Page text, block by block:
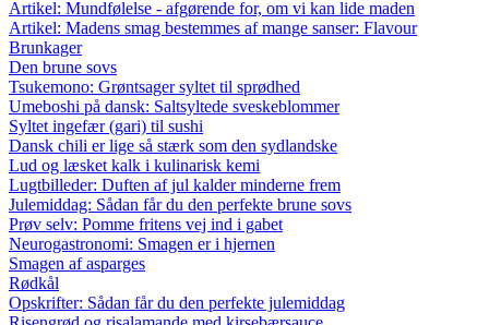
Artikel: Mundfølelse - afgørende for, om vi kan lide maden
Artikel: Madens smag bestemmes af mange sanser: Flavour
Brunkager
Den brune sovs
Tsukemono: Grøntsager syltet til sprødhed
Umeboshi på dansk: Saltsyltede sveskeblommer
Syltet ingefær (gari) til sushi
Dansk chili er lige så stærk som den sydlandske
Lud og læsket kalk i kulinarisk kemi
Lugtbilleder: Duften af jul kalder minderne frem
Julemiddag: Sådan får du den perfekte brune sovs
Prøv selv: Pomme fritens vej ind i gabet
Neurogastronomi: Smagen er i hjernen
Smagen af asparges
Rødkål
Opskrifter: Sådan får du den perfekte julemiddag